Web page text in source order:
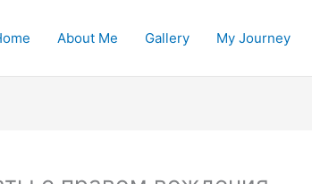
About Me Gallery My Journey